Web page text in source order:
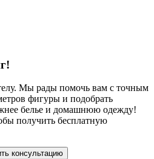
Мы рады помочь вам с точным
фигуры и подобрать
белье и домашнюю одежду!
получить бесплатную
консультацию